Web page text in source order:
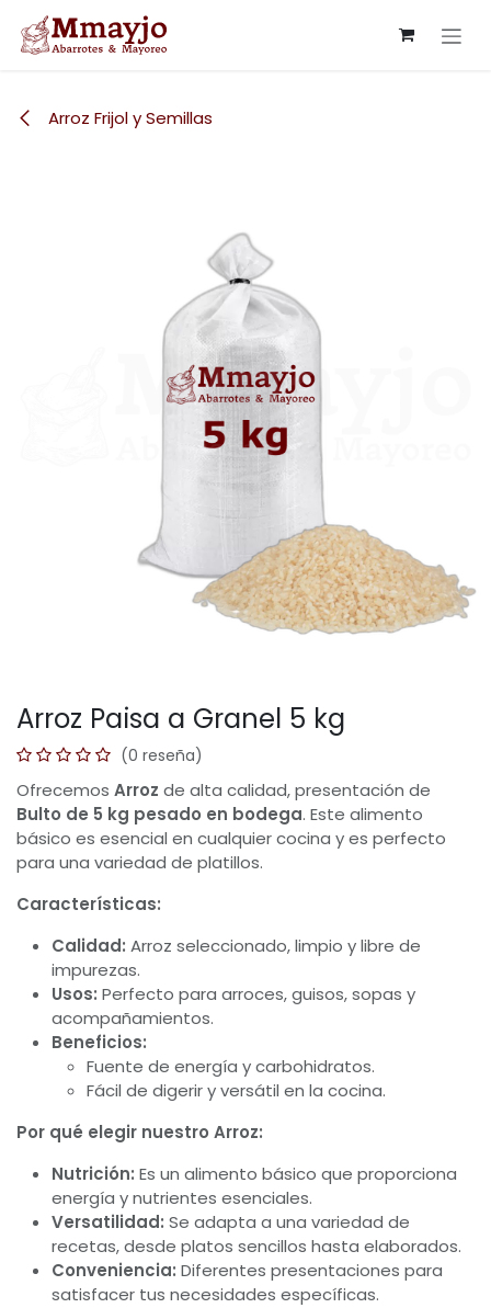
Ir al contenido
Arroz Frijol y Semillas
Arroz Paisa a Granel 5 kg
(0 reseña)
Ofrecemos Arroz de alta calidad, presentación de
Bulto de 5 kg pesado en bodega. Este alimento
básico es esencial en cualquier cocina y es perfecto
para una variedad de platillos.
Características:
Calidad: Arroz seleccionado, limpio y libre de
impurezas.
Usos: Perfecto para arroces, guisos, sopas y
acompañamientos.
Beneficios:
Fuente de energía y carbohidratos.
Fácil de digerir y versátil en la cocina.
Por qué elegir nuestro Arroz:
Nutrición: Es un alimento básico que proporciona
energía y nutrientes esenciales.
Versatilidad: Se adapta a una variedad de
recetas, desde platos sencillos hasta elaborados.
Conveniencia: Diferentes presentaciones para
satisfacer tus necesidades específicas.